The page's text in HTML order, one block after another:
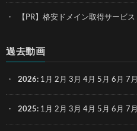
【PR】格安ドメイン取得サービス
過去動画
2026: 1月 2月 3月 4月 5月 6月 7月
2025: 1月 2月 3月 4月 5月 6月 7月